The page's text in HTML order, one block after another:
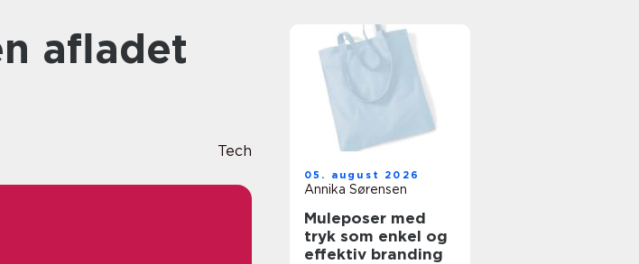
Tech
05. august 2026
Annika Sørensen
Muleposer med
tryk som enkel og
effektiv branding